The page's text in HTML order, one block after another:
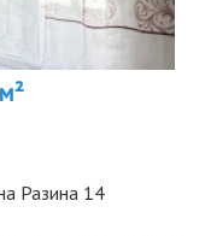
Разина 14